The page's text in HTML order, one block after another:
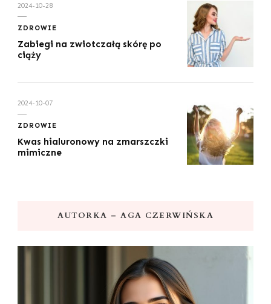
2024-10-28
ZDROWIE
Zabiegi na zwiotczałą skórę po
ciąży
2024-10-07
ZDROWIE
Kwas hialuronowy na zmarszczki
mimiczne
AUTORKA – AGA CZERWIŃSKA